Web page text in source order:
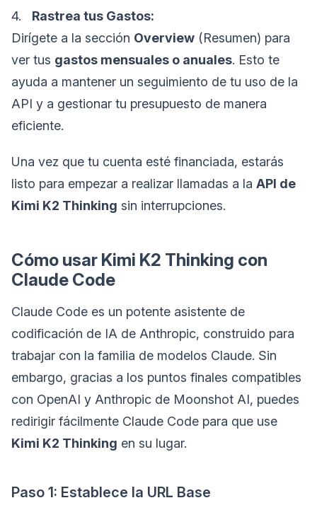
4. Rastrea tus Gastos:
Dirígete a la sección Overview (Resumen) para
ver tus gastos mensuales o anuales. Esto te
ayuda a mantener un seguimiento de tu uso de la
API y a gestionar tu presupuesto de manera
eficiente.
Una vez que tu cuenta esté financiada, estarás
listo para empezar a realizar llamadas a la API de
Kimi K2 Thinking sin interrupciones.
Cómo usar Kimi K2 Thinking con
Claude Code
Claude Code es un potente asistente de
codificación de IA de Anthropic, construido para
trabajar con la familia de modelos Claude. Sin
embargo, gracias a los puntos finales compatibles
con OpenAI y Anthropic de Moonshot AI, puedes
redirigir fácilmente Claude Code para que use
Kimi K2 Thinking en su lugar.
Paso 1: Establece la URL Base